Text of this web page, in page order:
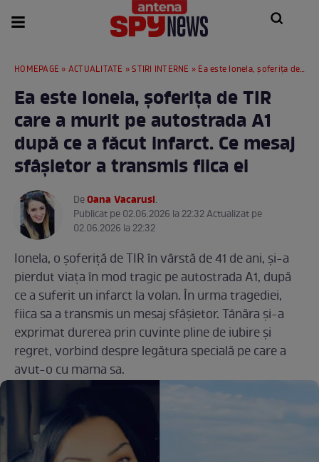
HOMEPAGE » ACTUALITATE »STIRI INTERNE » Ea este Ionela, șoferița de TIR care a murit pe autostrada A1 după ce a făcut infarct. Ce mesaj sfâșietor a transmis fiica ei
Ea este Ionela, șoferița de TIR
care a murit pe autostrada A1
după ce a făcut infarct. Ce mesaj
sfâșietor a transmis fiica ei
DeOana Vacarusi.
Publicat pe 02.06.2026 la 22:32 Actualizat pe
02.06.2026 la 22:32
Ionela, o șoferiță de TIR în vârstă de 41 de ani, și-a
pierdut viața în mod tragic pe autostrada A1, după
ce a suferit un infarct la volan. În urma tragediei,
fiica sa a transmis un mesaj sfâșietor. Tânăra și-a
exprimat durerea prin cuvinte pline de iubire și
regret, vorbind despre legătura specială pe care a
avut-o cu mama sa.